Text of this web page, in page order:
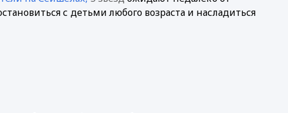
с детьми любого возраста и насладиться